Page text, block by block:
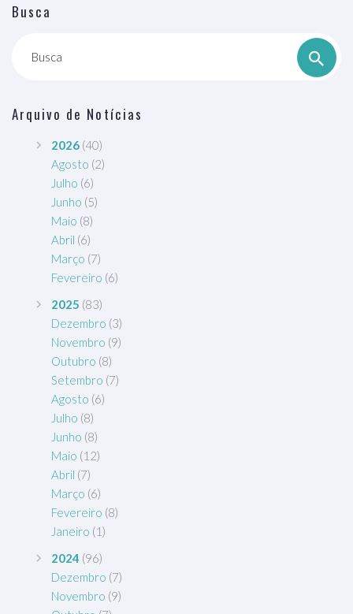
Busca
Busca
Arquivo de Notícias
2026 (40)
Agosto (2)
Julho (6)
Junho (5)
Maio (8)
Abril (6)
Março (7)
Fevereiro (6)
2025 (83)
Dezembro (3)
Novembro (9)
Outubro (8)
Setembro (7)
Agosto (6)
Julho (8)
Junho (8)
Maio (12)
Abril (7)
Março (6)
Fevereiro (8)
Janeiro (1)
2024 (96)
Dezembro (7)
Novembro (9)